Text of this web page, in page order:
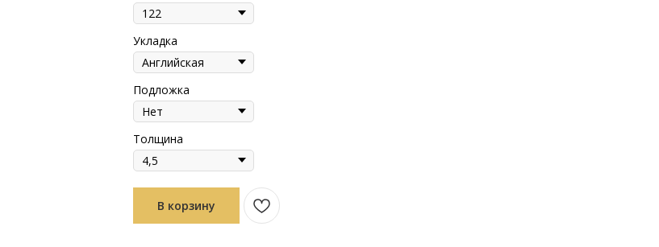
Укладка
Подложка
Толщина
В корзину